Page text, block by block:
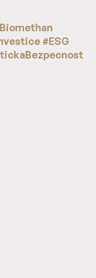
#ESG